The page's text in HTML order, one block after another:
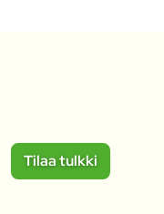
Tilaa tulkki